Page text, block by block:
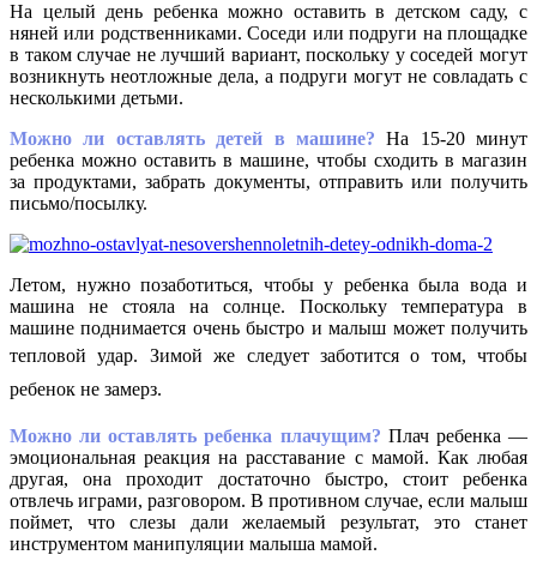
На целый день ребенка можно оставить в детском саду, с
няней или родственниками. Соседи или подруги на площадке
в таком случае не лучший вариант, поскольку у соседей могут
возникнуть неотложные дела, а подруги могут не совладать с
несколькими детьми.
Можно ли оставлять детей в машине? На 15-20 минут
ребенка можно оставить в машине, чтобы сходить в магазин
за продуктами, забрать документы, отправить или получить
письмо/посылку.
Летом, нужно позаботиться, чтобы у ребенка была вода и
машина не стояла на солнце. Поскольку температура в
машине поднимается очень быстро и малыш может получить
тепловой удар. Зимой же следует заботится о том, чтобы
ребенок не замерз.
Можно ли оставлять ребенка плачущим? Плач ребенка —
эмоциональная реакция на расставание с мамой. Как любая
другая, она проходит достаточно быстро, стоит ребенка
отвлечь играми, разговором. В противном случае, если малыш
поймет, что слезы дали желаемый результат, это станет
инструментом манипуляции малыша мамой.